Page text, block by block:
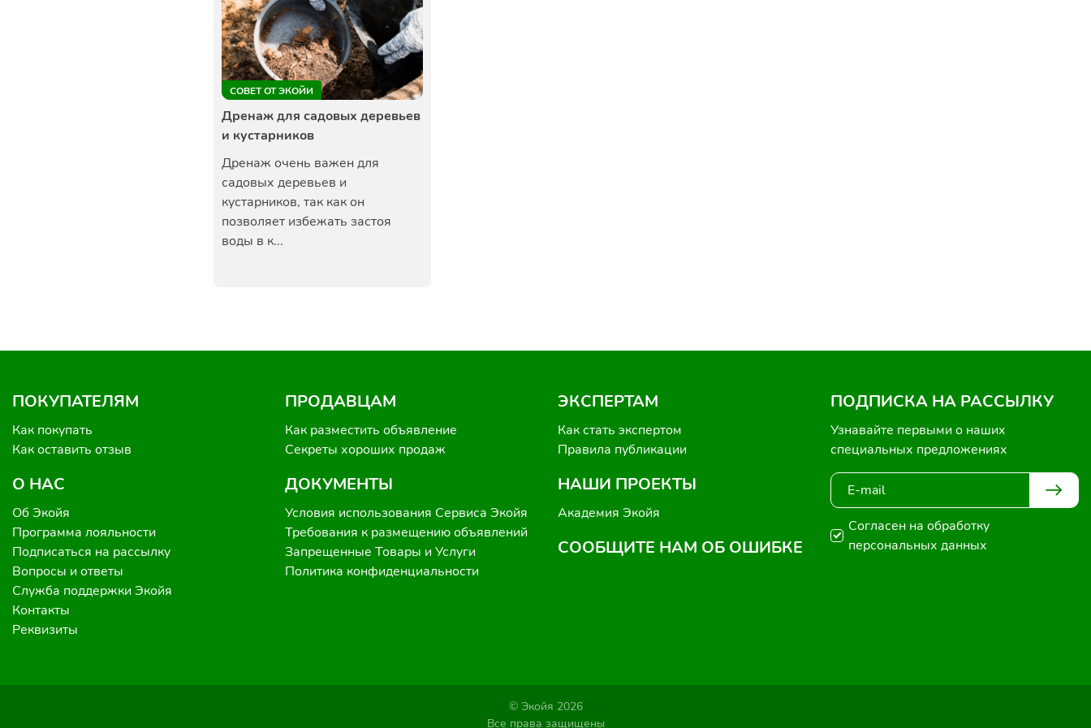
СОВЕТ ОТ ЭКОЙИ
Дренаж для садовых деревьев
и кустарников
Дренаж очень важен для
садовых деревьев и
кустарников, так как он
позволяет избежать застоя
воды в к...
ПОКУПАТЕЛЯМ
Как покупать
Как оставить отзыв
О НАС
Об Экойя
Программа лояльности
Подписаться на рассылку
Вопросы и ответы
Служба поддержки Экойя
Контакты
Реквизиты
ПРОДАВЦАМ
Как разместить объявление
Секреты хороших продаж
ДОКУМЕНТЫ
Условия использования Сервиса Экойя
Требования к размещению объявлений
Запрещенные Товары и Услуги
Политика конфиденциальности
ЭКСПЕРТАМ
Как стать экспертом
Правила публикации
НАШИ ПРОЕКТЫ
Академия Экойя
СООБЩИТЕ НАМ ОБ ОШИБКЕ
ПОДПИСКА НА РАССЫЛКУ
Узнавайте первыми о наших
специальных предложениях
Согласен на обработку
персональных данных
© Экойя 2026
Все права защищены